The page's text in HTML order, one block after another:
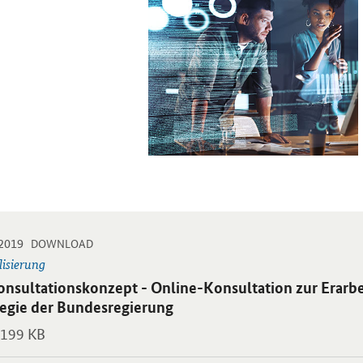
Projektförderungen und
Reallabore
-DOWNLOAD-
- Online-Konsultation zur
der Bundesregierung
199 KB
"Konsultationskonzept - Online-Konsultation zur Erarbeitung